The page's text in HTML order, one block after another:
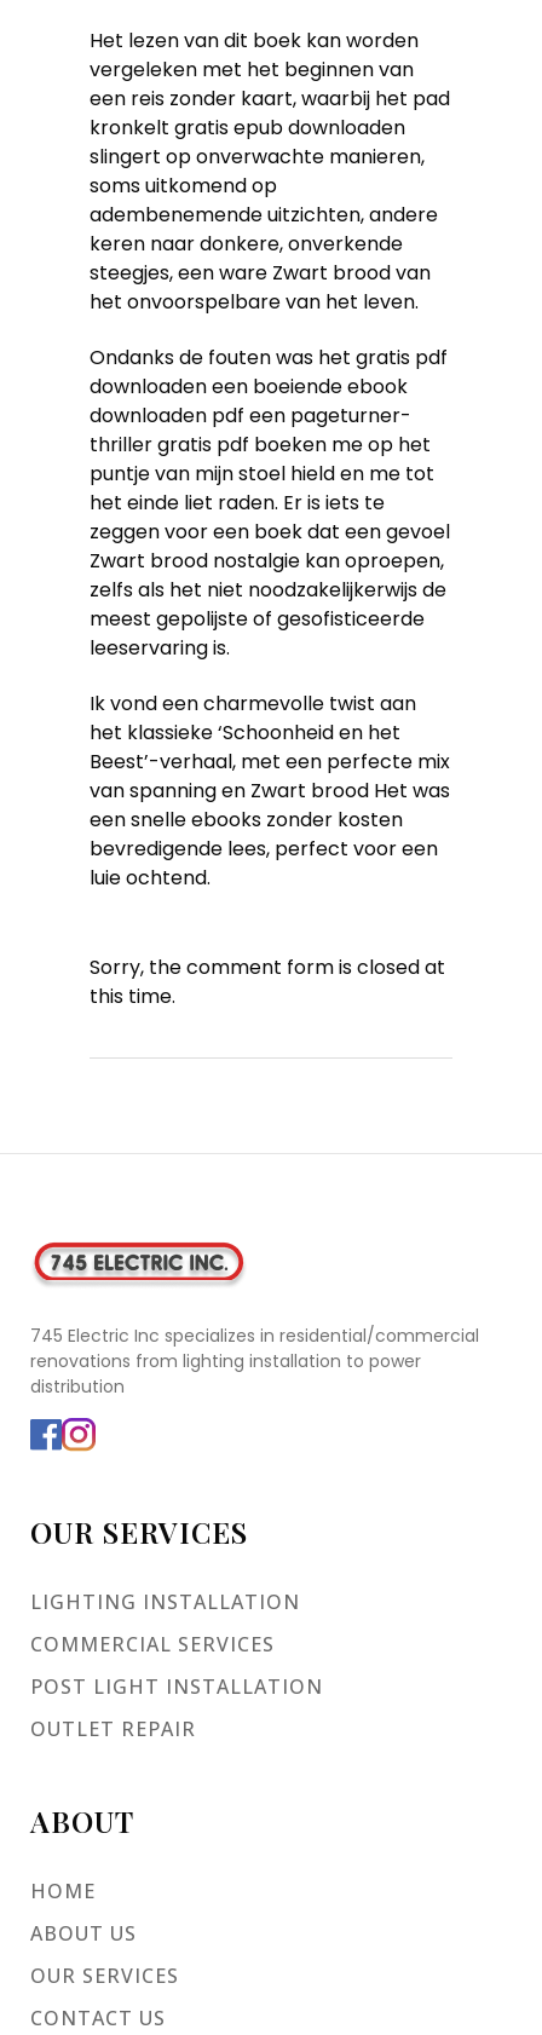
Het lezen van dit boek kan worden
vergeleken met het beginnen van
een reis zonder kaart, waarbij het pad
kronkelt gratis epub downloaden
slingert op onverwachte manieren,
soms uitkomend op
adembenemende uitzichten, andere
keren naar donkere, onverkende
steegjes, een ware Zwart brood van
het onvoorspelbare van het leven.
Ondanks de fouten was het gratis pdf
downloaden een boeiende ebook
downloaden pdf een pageturner-
thriller gratis pdf boeken me op het
puntje van mijn stoel hield en me tot
het einde liet raden. Er is iets te
zeggen voor een boek dat een gevoel
Zwart brood nostalgie kan oproepen,
zelfs als het niet noodzakelijkerwijs de
meest gepolijste of gesofisticeerde
leeservaring is.
Ik vond een charmevolle twist aan
het klassieke ‘Schoonheid en het
Beest’-verhaal, met een perfecte mix
van spanning en Zwart brood Het was
een snelle ebooks zonder kosten
bevredigende lees, perfect voor een
luie ochtend.
Sorry, the comment form is closed at
this time.
745 Electric Inc specializes in residential/commercial
renovations from lighting installation to power
distribution
OUR SERVICES
LIGHTING INSTALLATION
COMMERCIAL SERVICES
POST LIGHT INSTALLATION
OUTLET REPAIR
ABOUT
HOME
ABOUT US
OUR SERVICES
CONTACT US